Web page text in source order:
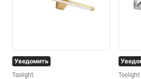
Уведомить
Toolight Toolight